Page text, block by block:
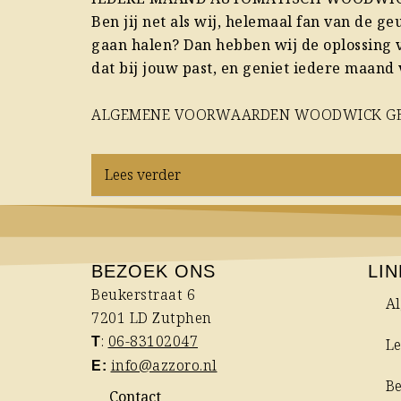
Ben jij net als wij, helemaal fan van de
gaan halen? Dan hebben wij de
dat bij jouw past, en geniet iedere maand
ALGEMENE VOORWAARDEN WOODWICK
Lees verder
BEZOEK ONS
Beukerstraat 6
7201 LD Zutphen
T: 06-83102047
E: info@azzoro.nl
Contact